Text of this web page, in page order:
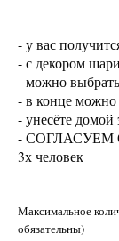
- у вас
- с декором
- можно
- в конце можно
- унесёте
- СОГЛАСУЕМ
3х человек
Максимальное
обязательны)